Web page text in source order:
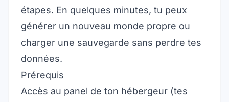
étapes. En quelques minutes, tu peux
générer un nouveau monde propre ou
charger une sauvegarde sans perdre tes
données.
Prérequis
Accès au panel de ton hébergeur (tes